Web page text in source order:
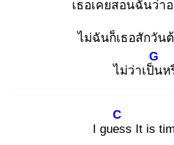
เธอเคยสอนฉันว่า
ไม่ฉันก็เธอสักวัน
ไม่ว่าเป็น
G
ห
I gues
C
s It is